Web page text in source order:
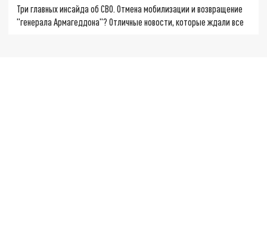
Три главных инсайда об СВО. Отмена мобилизации и возвращение
"генерала Армагеддона"? Отличные новости, которые ждали все